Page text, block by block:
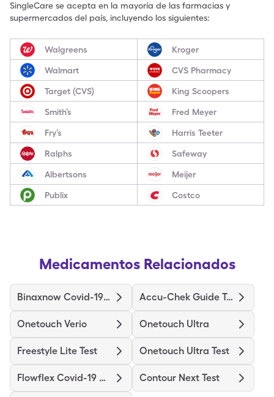
SingleCare se acepta en la mayoría de las farmacias y
supermercados del país, incluyendo los siguientes:
Walgreens Kroger
Walmart CVS Pharmacy
Target (CVS) King Scoopers
Smith’s Fred Meyer
Fry’s Harris Teeter
Ralphs Safeway
Albertsons Meijer
Publix Costco
Medicamentos Relacionados
Binaxnow Covid-19 Ag Home Test Accu-Chek Guide Test
Onetouch Verio Onetouch Ultra
Freestyle Lite Test Onetouch Ultra Test
Flowflex Covid-19 Ag Home Test Contour Next Test